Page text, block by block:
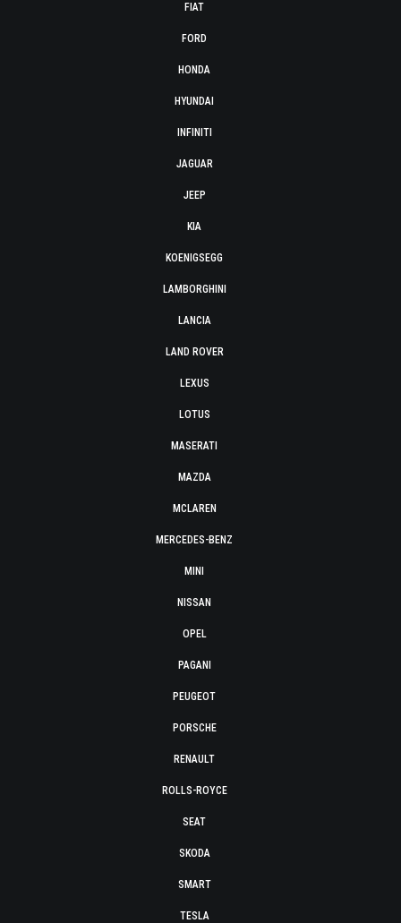
FIAT
FORD
HONDA
HYUNDAI
INFINITI
JAGUAR
JEEP
KIA
KOENIGSEGG
LAMBORGHINI
LANCIA
LAND ROVER
LEXUS
LOTUS
MASERATI
MAZDA
MCLAREN
MERCEDES-BENZ
MINI
NISSAN
OPEL
PAGANI
PEUGEOT
PORSCHE
RENAULT
ROLLS-ROYCE
SEAT
SKODA
SMART
TESLA